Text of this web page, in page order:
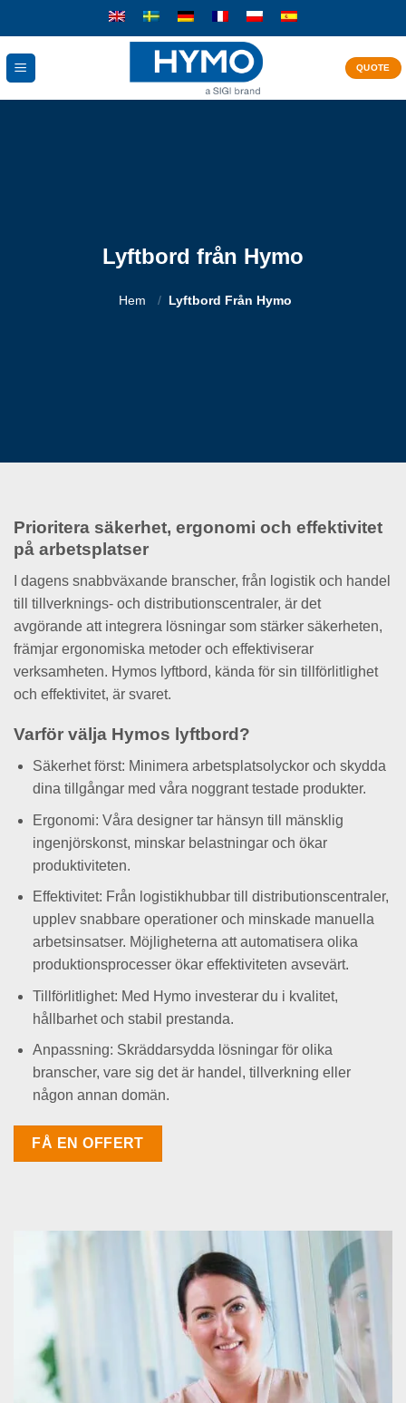
to
content
QUOTE
Lyftbord från Hymo
Hem / Lyftbord Från Hymo
Prioritera säkerhet, ergonomi och effektivitet
på arbetsplatser
I dagens snabbväxande branscher, från logistik och handel
till tillverknings- och distributionscentraler, är det
avgörande att integrera lösningar som stärker säkerheten,
främjar ergonomiska metoder och effektiviserar
verksamheten. Hymos lyftbord, kända för sin tillförlitlighet
och effektivitet, är svaret.
Varför välja Hymos lyftbord?
Säkerhet först: Minimera arbetsplatsolyckor och skydda
dina tillgångar med våra noggrant testade produkter.
Ergonomi: Våra designer tar hänsyn till mänsklig
ingenjörskonst, minskar belastningar och ökar
produktiviteten.
Effektivitet: Från logistikhubbar till distributionscentraler,
upplev snabbare operationer och minskade manuella
arbetsinsatser. Möjligheterna att automatisera olika
produktionsprocesser ökar effektiviteten avsevärt.
Tillförlitlighet: Med Hymo investerar du i kvalitet,
hållbarhet och stabil prestanda.
Anpassning: Skräddarsydda lösningar för olika
branscher, vare sig det är handel, tillverkning eller
någon annan domän.
FÅ EN OFFERT